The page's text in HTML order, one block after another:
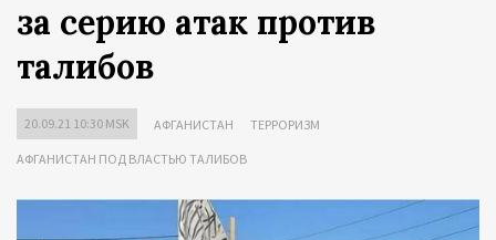
за серию атак против
талибов
20.09.21 10:30 MSK АФГАНИСТАН ТЕРРОРИЗМ
АФГАНИСТАН ПОД ВЛАСТЬЮ ТАЛИБОВ